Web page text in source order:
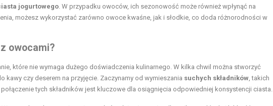
jogurtowego. W przypadku owoców, ich sezonowość może również wpłynąć na
możesz wykorzystać zarówno owoce kwaśne, jak i słodkie, co doda różnorodności w
owocami?
które nie wymaga dużego doświadczenia kulinarnego. W kilka chwil można stworzyć
kawy czy deserem na przyjęcie. Zaczynamy od wymieszania suchych składników, takich
tych składników jest kluczowe dla osiągnięcia odpowiedniej konsystencji ciasta.